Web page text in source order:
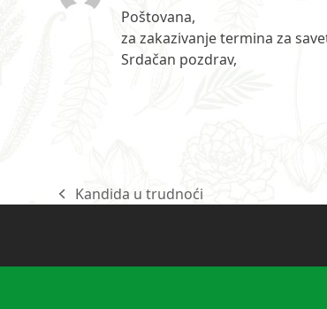
Poštovana,
za zakazivanje termina za
Srdačan pozdrav,
previous
Kandida u trudnoći